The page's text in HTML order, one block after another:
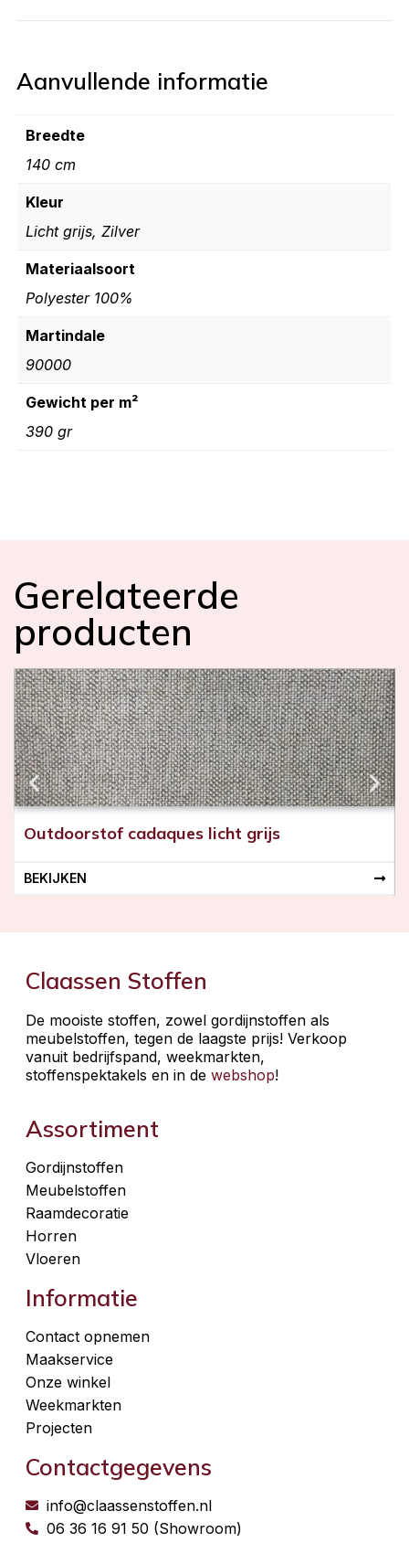
Aanvullende informatie
Breedte
140 cm
Kleur
Licht grijs, Zilver
Materiaalsoort
Polyester 100%
Martindale
90000
Gewicht per m²
390 gr
Gerelateerde
producten
Outdoorstof cadaques licht grijs
BEKIJKEN
Claassen Stoffen
De mooiste stoffen, zowel gordijnstoffen als
meubelstoffen, tegen de laagste prijs! Verkoop
vanuit bedrijfspand, weekmarkten,
stoffenspektakels en in de webshop!
Assortiment
Gordijnstoffen
Meubelstoffen
Raamdecoratie
Horren
Vloeren
Informatie
Contact opnemen
Maakservice
Onze winkel
Weekmarkten
Projecten
Contactgegevens
info@claassenstoffen.nl
06 36 16 91 50 (Showroom)